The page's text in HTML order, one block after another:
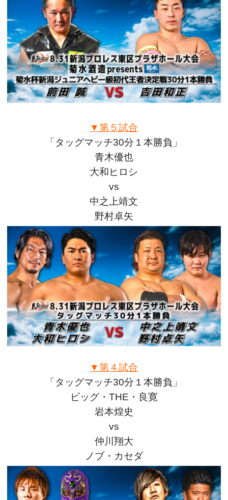
▼第５試合
「タッグマッチ30分１本勝負」
青木優也
大和ヒロシ
vs
中之上靖文
野村卓矢
▼第４試合
「タッグマッチ30分１本勝負」
ビッグ・THE・良寛
岩本煌史
vs
仲川翔大
ノブ・カセダ